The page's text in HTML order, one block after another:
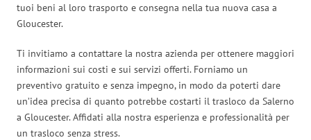
tuoi beni al loro trasporto e consegna nella tua nuova casa a
Gloucester.
Ti invitiamo a contattare la nostra azienda per ottenere maggiori
informazioni sui costi e sui servizi offerti. Forniamo un
preventivo gratuito e senza impegno, in modo da poterti dare
un’idea precisa di quanto potrebbe costarti il trasloco da Salerno
a Gloucester. Affidati alla nostra esperienza e professionalità per
un trasloco senza stress.